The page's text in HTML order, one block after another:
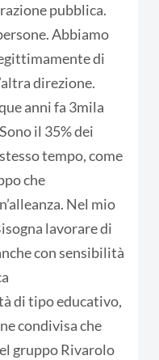
pubblica.
Abbiamo
di
direzione.
anni fa 3mila
il 35% dei
tempo, come
che
Nel mio
lavorare di
con sensibilità
di tipo educativo,
condivisa che
gruppo Rivarolo